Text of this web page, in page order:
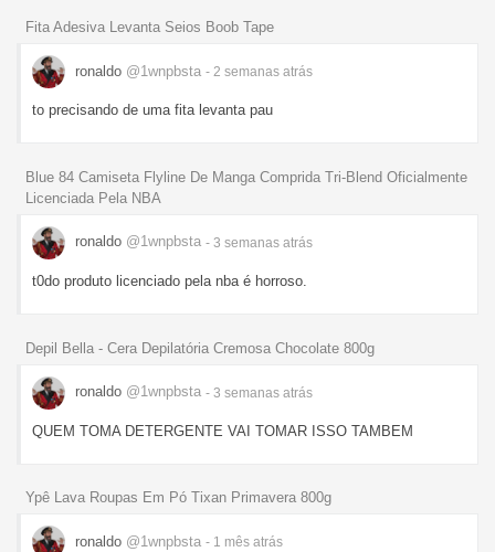
Fita Adesiva Levanta Seios Boob Tape
ronaldo @1wnpbsta - 2 semanas atrás
to precisando de uma fita levanta pau
Blue 84 Camiseta Flyline De Manga Comprida Tri-Blend Oficialmente
Licenciada Pela NBA
ronaldo @1wnpbsta - 3 semanas atrás
t0do produto licenciado pela nba é horroso.
Depil Bella - Cera Depilatória Cremosa Chocolate 800g
ronaldo @1wnpbsta - 3 semanas atrás
QUEM TOMA DETERGENTE VAI TOMAR ISSO TAMBEM
Ypê Lava Roupas Em Pó Tixan Primavera 800g
ronaldo @1wnpbsta - 1 mês atrás